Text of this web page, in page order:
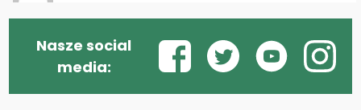
Nasze social
media: